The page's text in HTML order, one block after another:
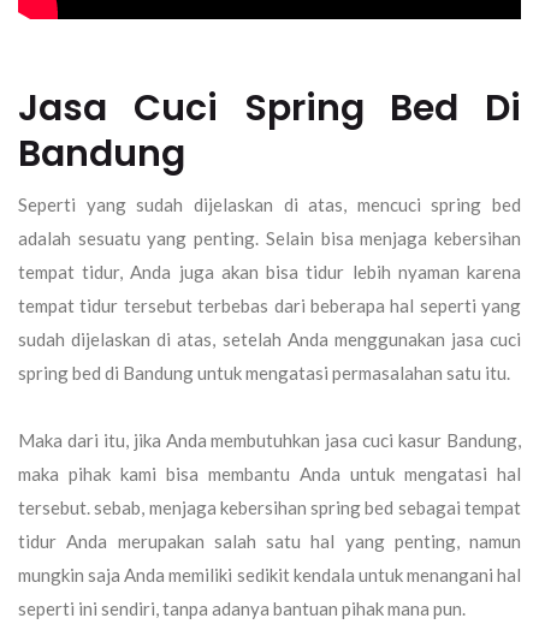
Jasa Cuci Spring Bed Di
Bandung
Seperti yang sudah dijelaskan di atas, mencuci spring bed
adalah sesuatu yang penting. Selain bisa menjaga kebersihan
tempat tidur, Anda juga akan bisa tidur lebih nyaman karena
tempat tidur tersebut terbebas dari beberapa hal seperti yang
sudah dijelaskan di atas, setelah Anda menggunakan jasa cuci
spring bed di Bandung untuk mengatasi permasalahan satu itu.
Maka dari itu, jika Anda membutuhkan jasa cuci kasur Bandung,
maka pihak kami bisa membantu Anda untuk mengatasi hal
tersebut. sebab, menjaga kebersihan spring bed sebagai tempat
tidur Anda merupakan salah satu hal yang penting, namun
mungkin saja Anda memiliki sedikit kendala untuk menangani hal
seperti ini sendiri, tanpa adanya bantuan pihak mana pun.